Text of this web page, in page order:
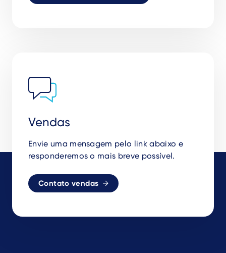
Vendas
Envie uma mensagem pelo link abaixo e
responderemos o mais breve possível.
Contato vendas